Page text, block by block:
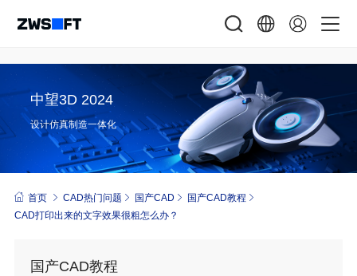
中望3D 2024
设计仿真制造一体化
首页 CAD热门问题 国产CAD
国产CAD教程
CAD打印出来的文字效果很粗怎么办？
国产CAD教程